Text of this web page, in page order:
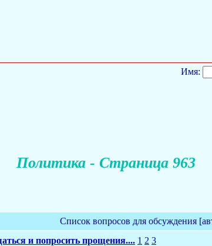
Имя:
Политика - Страница 963
Список вопросов для обсуждения
и попросить прощения.... 1 2 3